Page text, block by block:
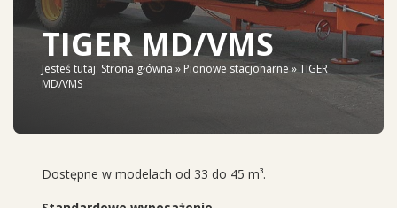
TIGER MD/VMS
Jesteś tutaj: Strona główna » Pionowe stacjonarne» TIGER
MD/VMS
Dostępne w modelach od 33 do 45 m³.